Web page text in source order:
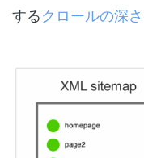
するクロールの深さ